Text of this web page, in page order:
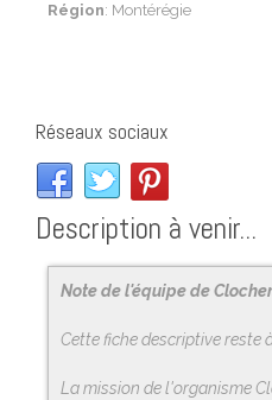
Région: Montérégie
Réseaux sociaux
Description à venir...
Note de l'équipe de
Cette fiche descriptive reste à
La mission de l'organisme